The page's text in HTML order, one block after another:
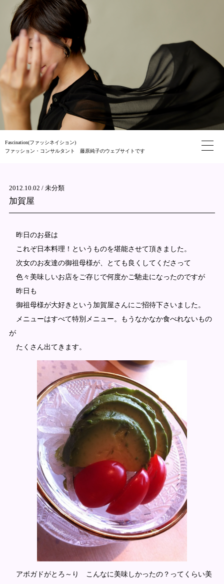
Fascination(ファッシネイション)
ファッション・コンサルタント 藤原純子のウェブサイトです
2012.10.02 / 未分類
加賀屋
昨日のお昼は
これぞ日本料理！というものを堪能させて頂きました。
次女のお友達の御祖母様が、とても良くしてくださって
色々美味しいお店をご存じで何度かご馳走になったのですが
昨日も
御祖母様が大好きという加賀屋さんにご招待下さいました。
メニューはすべて特別メニュー。もうなかなか食べれないもの
が
たくさん出てきます。
アボガドがとろ～り こんなに美味しかったの？ってくらい美